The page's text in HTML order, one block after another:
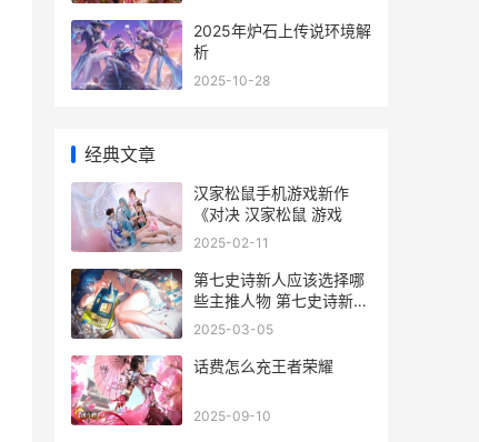
2025年炉石上传说环境解
析
2025-10-28
经典文章
汉家松鼠手机游戏新作
《对决 汉家松鼠 游戏
2025-02-11
第七史诗新人应该选择哪
些主推人物 第七史诗新手
阵容
2025-03-05
话费怎么充王者荣耀
2025-09-10